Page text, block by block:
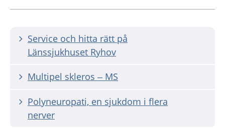
Service och hitta rätt på
Länssjukhuset Ryhov
Multipel skleros – MS
Polyneuropati, en sjukdom i flera
nerver